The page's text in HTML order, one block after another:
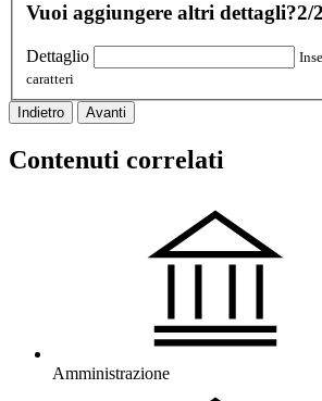
Vuoi aggiungere altri dettagli?2/2
Dettaglio
caratteri
Indietro Avanti
Contenuti correlati
Amministrazione